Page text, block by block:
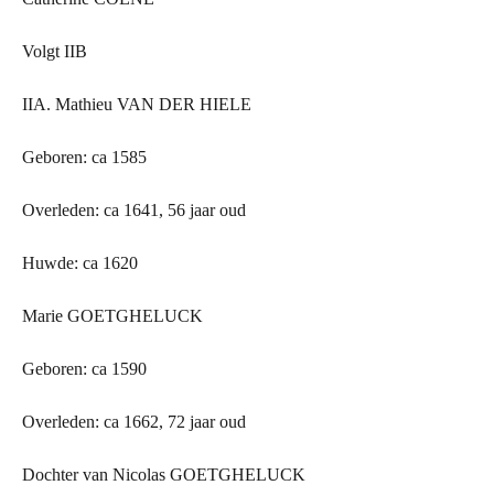
Volgt IIB
IIA. Mathieu VAN DER HIELE
Geboren: ca 1585
Overleden: ca 1641, 56 jaar oud
Huwde: ca 1620
Marie GOETGHELUCK
Geboren: ca 1590
Overleden: ca 1662, 72 jaar oud
Dochter van Nicolas GOETGHELUCK